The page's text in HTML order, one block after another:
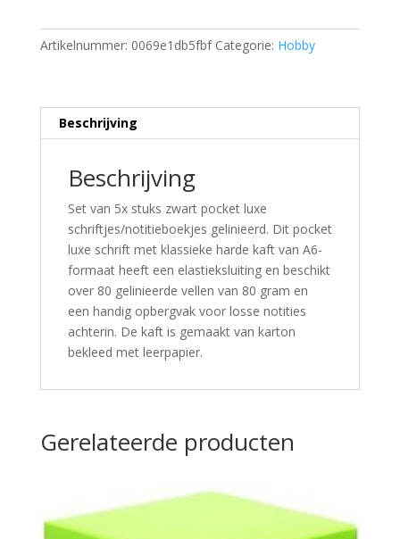
Artikelnummer: 0069e1db5fbf Categorie: Hobby
Beschrijving
Beschrijving
Set van 5x stuks zwart pocket luxe
schriftjes/notitieboekjes gelinieerd. Dit pocket
luxe schrift met klassieke harde kaft van A6-
formaat heeft een elastieksluiting en beschikt
over 80 gelinieerde vellen van 80 gram en
een handig opbergvak voor losse notities
achterin. De kaft is gemaakt van karton
bekleed met leerpapier.
Gerelateerde producten